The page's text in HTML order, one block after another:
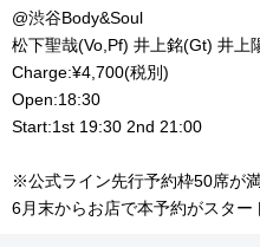
@渋谷Body&Soul
松下聖哉(Vo,Pf) 井上銘(Gt) 井上
Charge:¥4,700(税別)
Open:18:30
Start:1st 19:30 2nd 21:00
※公式ライン先行予約枠50席が
6月末からお店で本予約がスター